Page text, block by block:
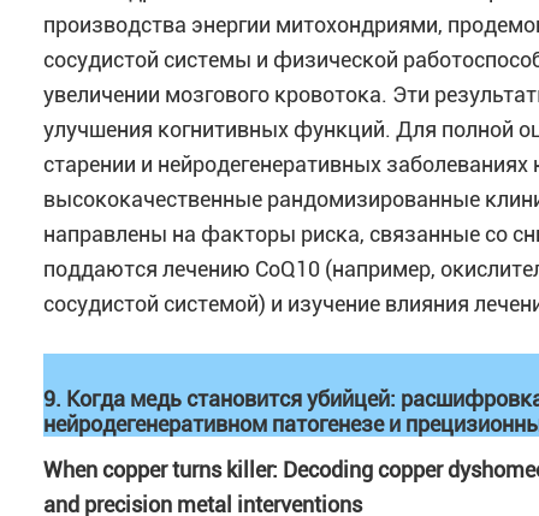
производства энергии митохондриями,
сосудистой системы и физической
увеличении мозгового кровотока. Эти
улучшения когнитивных функций. Для полной
старении и нейродегенеративных
высококачественные рандомизированные
направлены на факторы риска, связанные со
поддаются лечению CoQ10 (например,
сосудистой системой) и изучение влияния
9. Когда медь становится убийцей:
нейродегенеративном патогенезе и
When copper turns killer: Decoding copper
and precision metal interventions